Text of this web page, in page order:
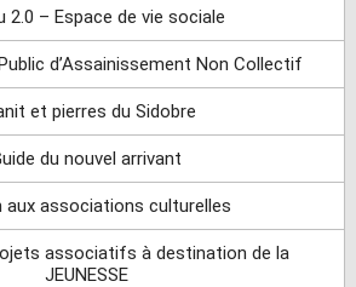
2.0 – Espace de vie sociale
d’Assainissement Non Collectif
et pierres du Sidobre
du nouvel arrivant
aux associations culturelles
associatifs à destination de la
JEUNESSE